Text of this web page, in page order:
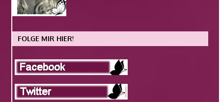
FOLGE MIR HIER!